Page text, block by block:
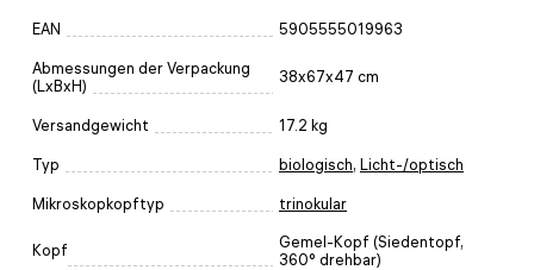
EAN 5905555019963
Abmessungen der Verpackung
(LxBxH)
38x67x47 cm
Versandgewicht 17.2 kg
Typ biologisch, Licht-/optisch
Mikroskopkopftyp trinokular
Kopf
Gemel-Kopf (Siedentopf,
360° drehbar)